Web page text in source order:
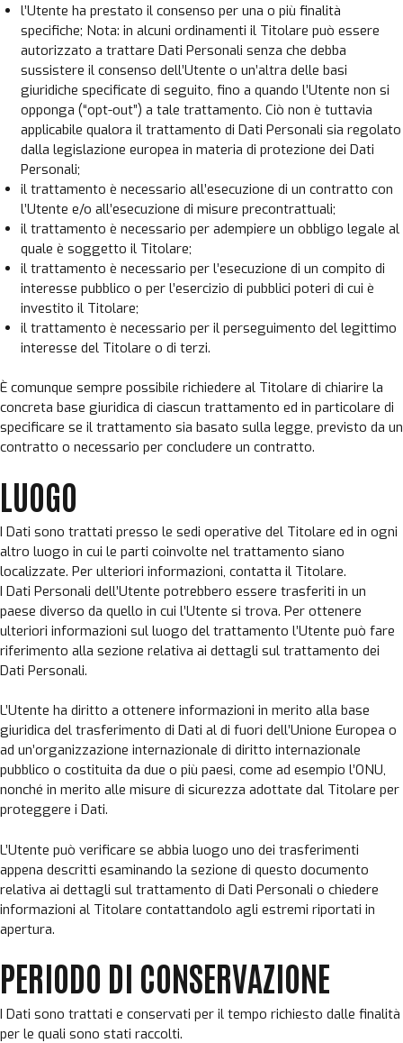
l’Utente ha prestato il consenso per una o più finalità
specifiche; Nota: in alcuni ordinamenti il Titolare può essere
autorizzato a trattare Dati Personali senza che debba
sussistere il consenso dell’Utente o un’altra delle basi
giuridiche specificate di seguito, fino a quando l’Utente non si
opponga (“opt-out”) a tale trattamento. Ciò non è tuttavia
applicabile qualora il trattamento di Dati Personali sia regolato
dalla legislazione europea in materia di protezione dei Dati
Personali;
il trattamento è necessario all’esecuzione di un contratto con
l’Utente e/o all’esecuzione di misure precontrattuali;
il trattamento è necessario per adempiere un obbligo legale al
quale è soggetto il Titolare;
il trattamento è necessario per l’esecuzione di un compito di
interesse pubblico o per l’esercizio di pubblici poteri di cui è
investito il Titolare;
il trattamento è necessario per il perseguimento del legittimo
interesse del Titolare o di terzi.
È comunque sempre possibile richiedere al Titolare di chiarire la
concreta base giuridica di ciascun trattamento ed in particolare di
specificare se il trattamento sia basato sulla legge, previsto da un
contratto o necessario per concludere un contratto.
LUOGO
I Dati sono trattati presso le sedi operative del Titolare ed in ogni
altro luogo in cui le parti coinvolte nel trattamento siano
localizzate. Per ulteriori informazioni, contatta il Titolare.
I Dati Personali dell’Utente potrebbero essere trasferiti in un
paese diverso da quello in cui l’Utente si trova. Per ottenere
ulteriori informazioni sul luogo del trattamento l’Utente può fare
riferimento alla sezione relativa ai dettagli sul trattamento dei
Dati Personali.
L’Utente ha diritto a ottenere informazioni in merito alla base
giuridica del trasferimento di Dati al di fuori dell’Unione Europea o
ad un’organizzazione internazionale di diritto internazionale
pubblico o costituita da due o più paesi, come ad esempio l’ONU,
nonché in merito alle misure di sicurezza adottate dal Titolare per
proteggere i Dati.
L’Utente può verificare se abbia luogo uno dei trasferimenti
appena descritti esaminando la sezione di questo documento
relativa ai dettagli sul trattamento di Dati Personali o chiedere
informazioni al Titolare contattandolo agli estremi riportati in
apertura.
PERIODO DI CONSERVAZIONE
I Dati sono trattati e conservati per il tempo richiesto dalle finalità
per le quali sono stati raccolti.